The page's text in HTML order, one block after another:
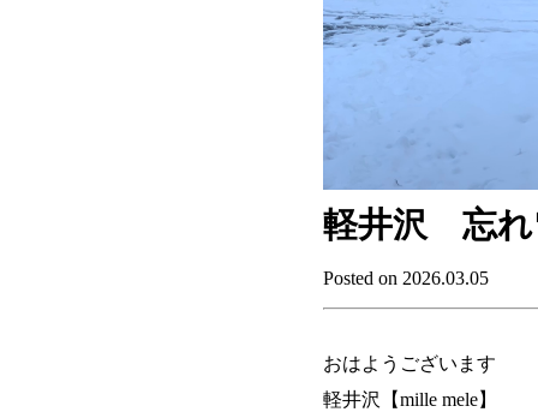
軽井沢 忘れ
Posted on 2026.03.05
おはようございます
軽井沢【mille mele】